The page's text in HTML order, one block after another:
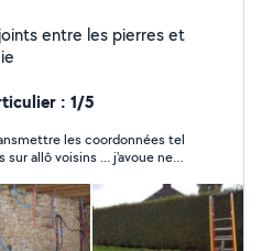
entre les pierres et
: 1/5
les coordonnées tel
allô voisins ... j'avoue ne